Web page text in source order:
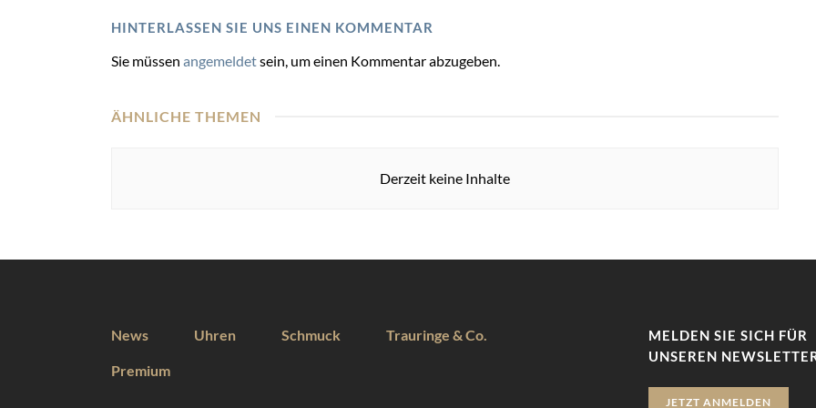
HINTERLASSEN SIE UNS EINEN KOMMENTAR
Sie müssen angemeldetsein, um einen Kommentar abzugeben.
ÄHNLICHE THEMEN
Derzeit keine Inhalte
News Uhren Schmuck Trauringe & Co.
Premium
MELDEN SIE SICH FÜR
UNSEREN
JETZT ANMELDEN